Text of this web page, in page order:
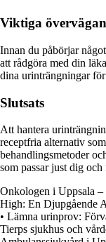
Viktiga
Innan du påbörjar
att rådgöra med din
dina urinträngningar
Slutsats
Att hantera
receptfria alternativ
behandlingsmetoder
som passar just dig
Onkologen i Uppsala
High: En Djupgående
• Lämna urinprov:
Tierps sjukhus och